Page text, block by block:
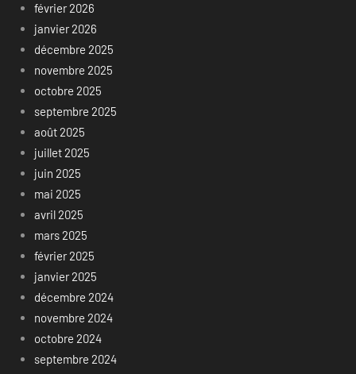
février 2026
janvier 2026
décembre 2025
novembre 2025
octobre 2025
septembre 2025
août 2025
juillet 2025
juin 2025
mai 2025
avril 2025
mars 2025
février 2025
janvier 2025
décembre 2024
novembre 2024
octobre 2024
septembre 2024